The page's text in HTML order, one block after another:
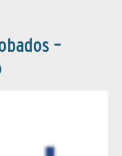
–